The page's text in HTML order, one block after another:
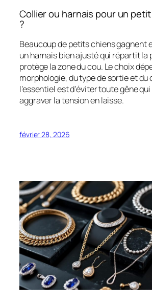
Collier ou harnais pour un
?
Beaucoup de petits chiens gagnent
un harnais bien ajusté qui répartit la
protège la zone du cou. Le choix
morphologie, du type de sortie et
l’essentiel est d’éviter toute gêne
aggraver la tension en laisse.
février 28, 2026